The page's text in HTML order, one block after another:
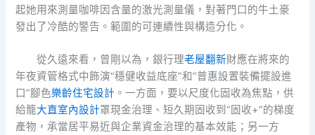
起她用來測量咖啡因含量的激光測量儀，對著門口的牛土豪
發出了冷酷的警告。範圍的可連續性與構造分化。
從久遠來看，曾剛以為，銀行理老屋翻新財應在將來的
年夜資管格式中飾演“穩健收益底座”和“普惠設置裝備擺設進
口”腳色樂齡住宅設計 。一方面，要以尺度化固收為焦點，供
給籠大直室內設計罩現金治理、短久期固收到“固收+”的梯度
產物，承當居平易近與企業資金治理的基本效能；另一方